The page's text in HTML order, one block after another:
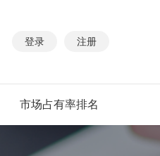
登录 注册
市场占有率排名